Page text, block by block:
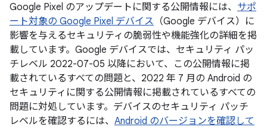
Google Pixel のアップデートに関する公開情報には、 サポ
ート対象の Google Pixel デバイス （Google デバイス）に
影響を与えるセキュリティの脆弱性や機能強化の詳細を掲
載しています。Google デバイスでは、セキュリティ パッ
チレベル 2022-07-05 以降において、この公開情報に掲
載されているすべての問題と、2022 年 7 月の Android の
セキュリティに関する公開情報に掲載されているすべての
問題に対処しています。デバイスのセキュリティ パッチ
レベルを確認するには、 Android のバージョンを確認して